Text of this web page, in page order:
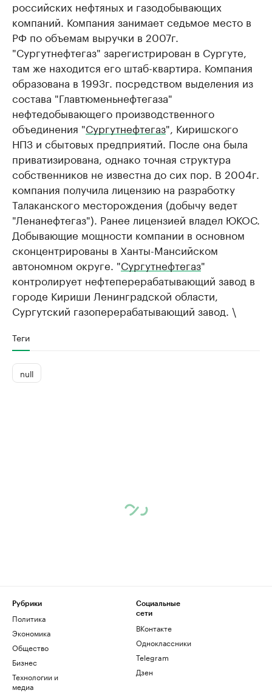
российских нефтяных и газодобывающих
компаний. Компания занимает седьмое место в
РФ по объемам выручки в 2007г.
"Сургутнефтегаз" зарегистрирован в Сургуте,
там же находится его штаб-квартира. Компания
образована в 1993г. посредством выделения из
состава "Главтюменьнефтегаза"
нефтедобывающего производственного
объединения "Сургутнефтегаз", Киришского
НПЗ и сбытовых предприятий. После она была
приватизирована, однако точная структура
собственников не известна до сих пор. В 2004г.
компания получила лицензию на разработку
Талаканского месторождения (добычу ведет
"Ленанефтегаз"). Ранее лицензией владел ЮКОС.
Добывающие мощности компании в основном
сконцентрированы в Ханты-Мансийском
автономном округе. "Сургутнефтегаз"
контролирует нефтеперерабатывающий завод в
городе Кириши Ленинградской области,
Сургутский газоперерабатывающий завод. \
Теги
null
Рубрики
Политика
Экономика
Общество
Бизнес
Технологии и
медиа
Социальные
сети
ВКонтакте
Одноклассники
Telegram
Дзен